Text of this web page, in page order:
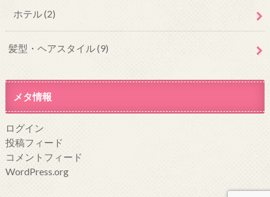
ホテル(2)
髪型・ヘアスタイル(9)
メタ情報
ログイン
投稿フィード
コメントフィード
WordPress.org